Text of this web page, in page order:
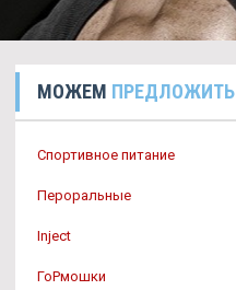
МОЖЕМ ПРЕДЛОЖИТЬ
Спортивное питание
Пероральные
Inject
ГоРмошки